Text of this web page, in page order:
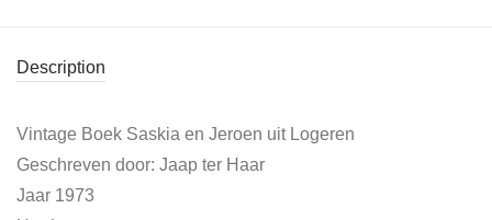
Description
Vintage Boek Saskia en Jeroen uit Logeren
Geschreven door: Jaap ter Haar
Jaar 1973